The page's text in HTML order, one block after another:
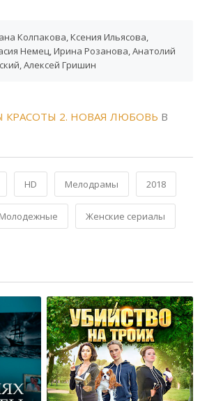
Колпакова, Ксения Ильясова,
Немец, Ирина Розанова, Анатолий
Алексей Гришин
КРАСОТЫ 2. НОВАЯ ЛЮБОВЬ В
HD Мелодрамы 2018
Молодежные Женские сериалы